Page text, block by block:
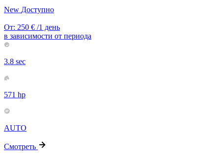
New Доступно
От: 250 € /1 день
в зависимости от периода
3.8 sec
571 hp
AUTO
Смотреть